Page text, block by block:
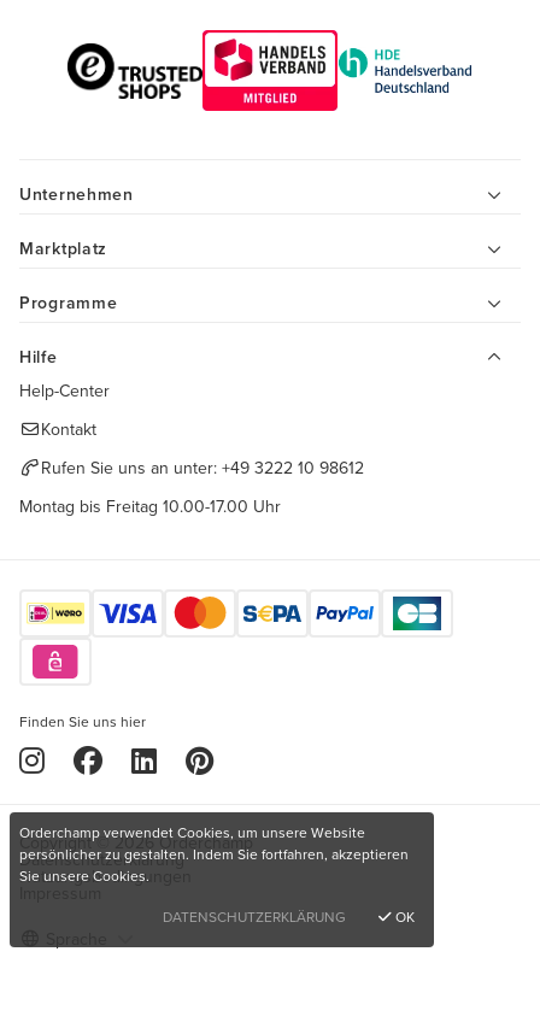
Unternehmen
Marktplatz
Programme
Hilfe
Help-Center
Kontakt
Rufen Sie uns an unter: +49 3222 10 98612
Montag bis Freitag 10.00-17.00 Uhr
Finden Sie uns hier
Copyright © 2026 Orderchamp
Datenschutzerklärung
Nutzungsbedingungen
Orderchamp verwendet Cookies, um unsere Website
persönlicher zu gestalten. Indem Sie fortfahren, akzeptieren
Sie unsere Cookies.
DATENSCHUTZERKLÄRUNG
OK